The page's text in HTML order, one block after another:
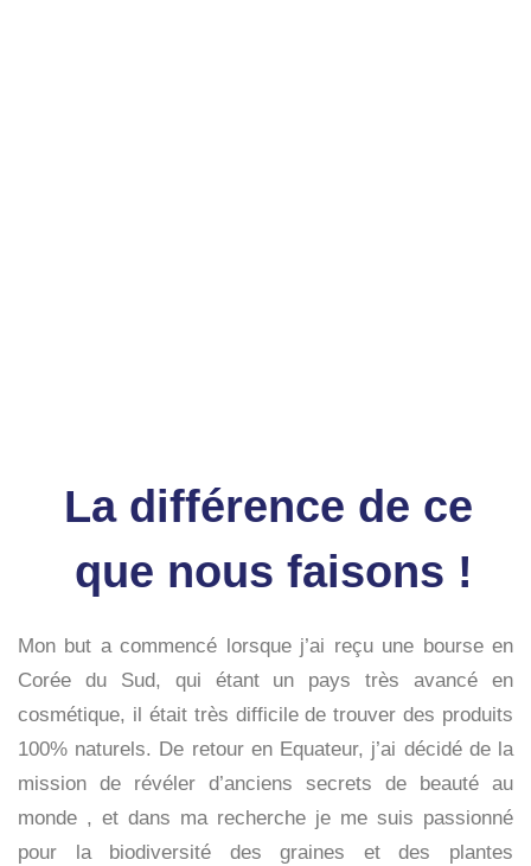
La différence de ce
que nous faisons !
Mon but a commencé lorsque j’ai reçu une bourse en
Corée du Sud, qui étant un pays très avancé en
cosmétique, il était très difficile de trouver des produits
100% naturels. De retour en Equateur, j’ai décidé de la
mission de révéler d’anciens secrets de beauté au
monde , et dans ma recherche je me suis passionné
pour la biodiversité des graines et des plantes